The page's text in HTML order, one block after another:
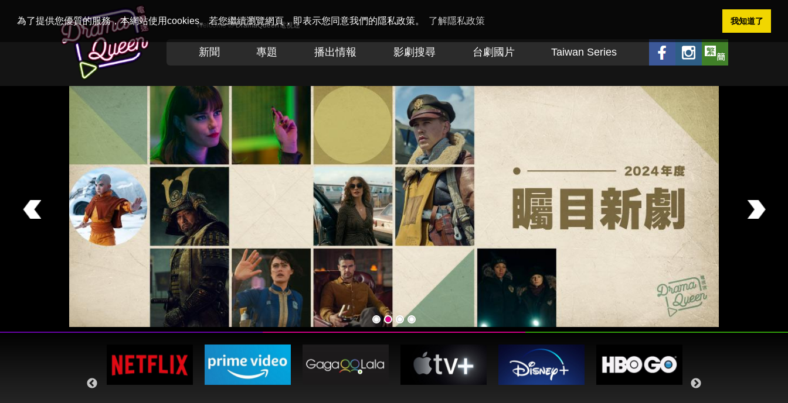
為了提供您優質的服務，本網站使用cookies。若您繼續瀏覽網頁，即表示您同意我們的隱私政策。 了解隱私政策 我知道了
Welcome toDramaQueen電視迷
新聞 專題 播出情報 影劇搜尋 台劇國片 Taiwan Series
Previous Next